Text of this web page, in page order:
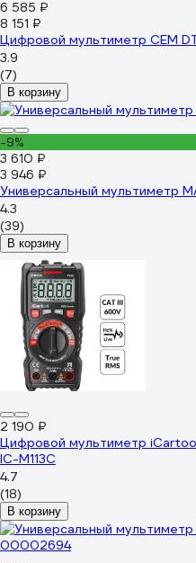
6 585 ₽
8 151 ₽
Цифровой мультиметр СЕМ
3.9
(7)
В корзину
-9%
3 610 ₽
3 946 ₽
Универсальный мультиметр
4.3
(39)
В корзину
2 190 ₽
Цифровой мультиметр
IC-M113C
4.7
(18)
В корзину